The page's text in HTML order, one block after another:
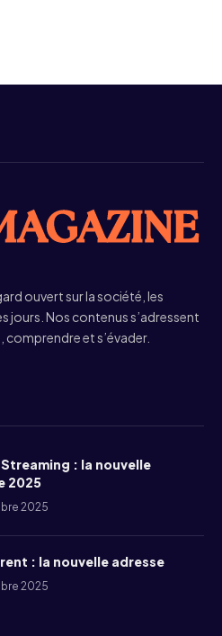
ouvert sur la société, les
jours. Nos contenus s’adressent
comprendre et s’évader.
: la nouvelle
2025
2025
: la nouvelle adresse
2025